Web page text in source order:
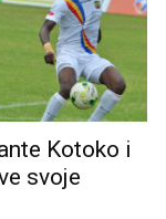
Kotoko i
svoje